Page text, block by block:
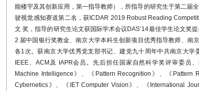
路通教授当选为江苏省信息技术应用学会多媒
实验室研究生陈喆、杨嘉文、王文海于第二
金
在 文档图像识别最权威的国际竞赛ICDAR
组成的NJU-IMAGINELAB分获LSVT（Large-scale
赛）第二名、ArT（Arbitrary-shaped Text，任
detection ，多语言文本检测 竞赛）第三名
能楼宇及其创新应用，第一指导教师），所指导的研究生于第二届
驶视觉感知赛道第二名，获ICDAR 2019 Robust Reading
文 奖，指导的研究生论文获国际学术会议DAS’14最佳学生论文奖
2 届中国银行奖教金、南京大学本科生创新项目优秀指导教师、南
各1次。获南京大学优秀党支部书记、建党九十周年中共南京大
IEEE、ACM及 IAPR会员。先后担任国家自然科学奖评审委员
Machine Intelligence》、《Pattern Recognition》、《Pattern
Cybernetics》、《IET Computer Vision》、《International